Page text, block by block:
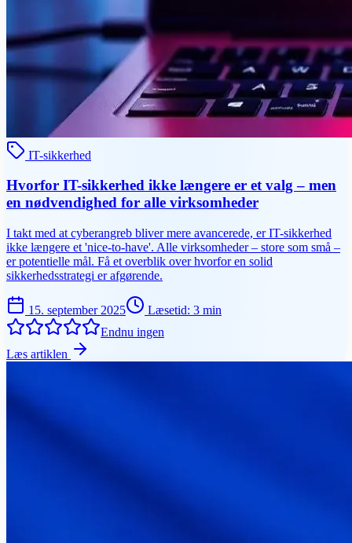
IT-sikkerhed
Hvorfor IT-sikkerhed ikke længere er et valg – men
en nødvendighed for alle virksomheder
I takt med at cyberangreb bliver mere avancerede, er IT-sikkerhed
ikke længere et 'nice-to-have'. Alle virksomheder – store som små –
er potentielle mål. Få et overblik over hvorfor en solid
sikkerhedsstrategi er afgørende.
15. september 2025 Læsetid: 3 min
Endnu ingen
Læs artiklen